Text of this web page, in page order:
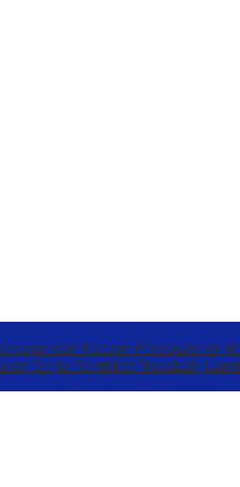
dan Kecam Provokasi di
Serta Sertifikat Nasabah